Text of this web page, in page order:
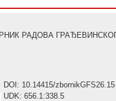
РАДОВА ГРАЂЕВИНСКОГ
DOI: 10.14415/zbornikGFS26.15
UDK: 656.1:338.5